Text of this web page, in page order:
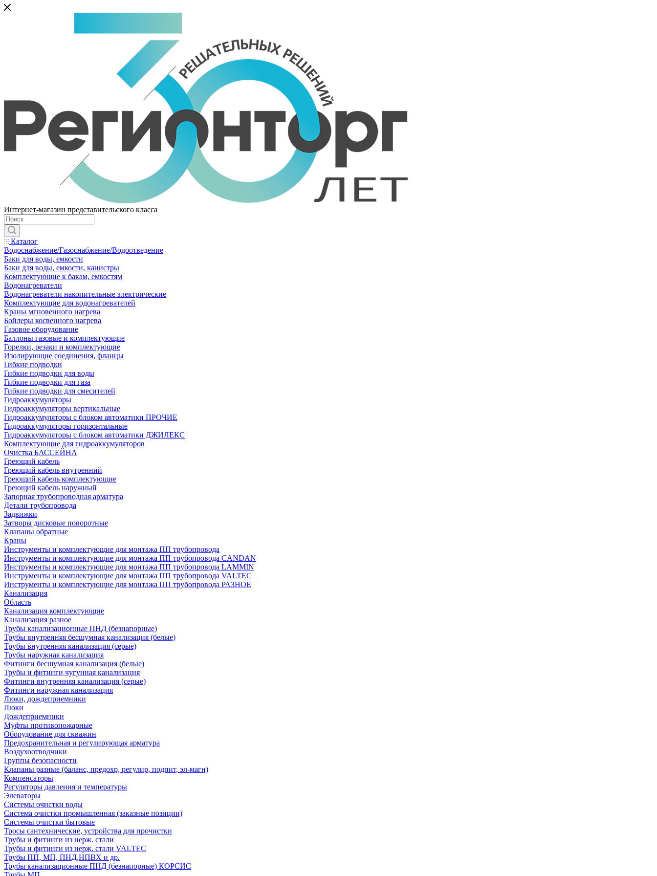
Интернет-магазин представительского класса
Каталог
Водоснабжение/Газоснабжение/Водоотведение
Баки для воды, емкости
Баки для воды, емкости, канистры
Комплектующие к бакам, емкостям
Водонагреватели
Водонагреватели накопительные электрические
Комплектующие для водонагревателей
Краны мгновенного нагрева
Бойлеры косвенного нагрева
Газовое оборудование
Баллоны газовые и комплектующие
Горелки, резаки и комплектующие
Изолирующие соединения, фланцы
Гибкие подводки
Гибкие подводки для воды
Гибкие подводки для газа
Гибкие подводки для смесителей
Гидроаккумуляторы
Гидроаккумуляторы вертикальные
Гидроаккумуляторы с блоком автоматики ПРОЧИЕ
Гидроаккумуляторы горизонтальные
Гидроаккумуляторы с блоком автоматики ДЖИЛЕКС
Комплектующие для гидроаккумуляторов
Очистка БАССЕЙНА
Греющий кабель
Греющий кабель внутренний
Греющий кабель комплектующие
Греющий кабель наружный
Запорная трубопроводная арматура
Детали трубопровода
Задвижки
Затворы дисковые поворотные
Клапаны обратные
Краны
Инструменты и комплектующие для монтажа ПП трубопровода
Инструменты и комплектующие для монтажа ПП трубопровода CANDAN
Инструменты и комплектующие для монтажа ПП трубопровода LAMMIN
Инструменты и комплектующие для монтажа ПП трубопровода VALTEC
Инструменты и комплектующие для монтажа ПП трубопровода РАЗНОЕ
Канализация
Область
Канализация комплектующие
Канализация разное
Трубы канализационные ПНД (безнапорные)
Трубы внутренняя бесшумная канализация (белые)
Трубы внутренняя канализация (серые)
Трубы наружная канализация
Фитинги бесшумная канализация (белые)
Трубы и фитинги чугунная канализация
Фитинги внутренняя канализация (серые)
Фитинги наружная канализация
Люки, дождеприемники
Люки
Дождеприемники
Муфты противопожарные
Оборудование для скважин
Предохранительная и регулирующая арматура
Воздухоотводчики
Группы безопасности
Клапаны разные (баланс, предохр, регулир, подпит, эл-магн)
Компенсаторы
Регуляторы давления и температуры
Элеваторы
Системы очистки воды
Система очистки промышленная (заказные позиции)
Системы очистки бытовые
Тросы сантехнические, устройства для прочистки
Трубы и фитинги из нерж. стали
Трубы и фитинги из нерж. стали VALTEC
Трубы ПП, МП, ПНД,НПВХ и др.
Трубы канализационные ПНД (безнапорные) КОРСИС